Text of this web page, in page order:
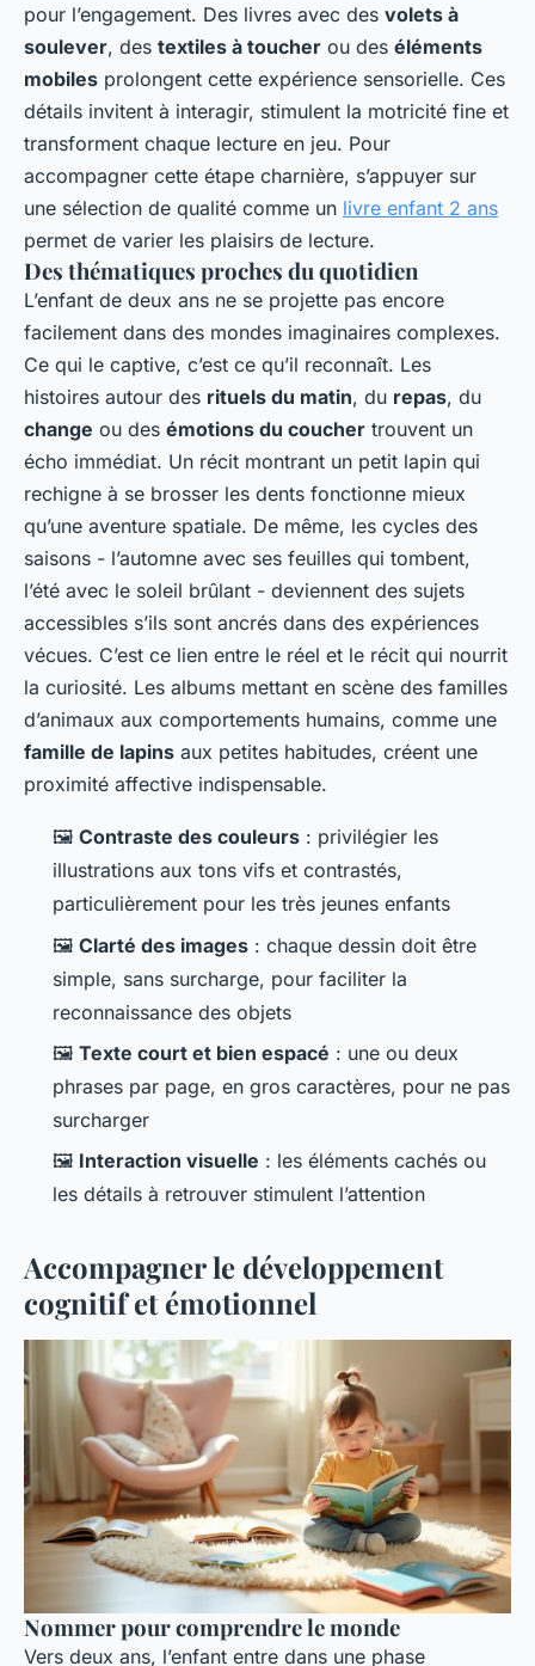
pour l’engagement. Des livres avec des volets à
soulever, des textiles à toucher ou des éléments
mobiles prolongent cette expérience sensorielle. Ces
détails invitent à interagir, stimulent la motricité fine et
transforment chaque lecture en jeu. Pour
accompagner cette étape charnière, s’appuyer sur
une sélection de qualité comme un livre enfant 2 ans
permet de varier les plaisirs de lecture.
Des thématiques proches du quotidien
L’enfant de deux ans ne se projette pas encore
facilement dans des mondes imaginaires complexes.
Ce qui le captive, c’est ce qu’il reconnaît. Les
histoires autour des rituels du matin, du repas, du
change ou des émotions du coucher trouvent un
écho immédiat. Un récit montrant un petit lapin qui
rechigne à se brosser les dents fonctionne mieux
qu’une aventure spatiale. De même, les cycles des
saisons - l’automne avec ses feuilles qui tombent,
l’été avec le soleil brûlant - deviennent des sujets
accessibles s’ils sont ancrés dans des expériences
vécues. C’est ce lien entre le réel et le récit qui nourrit
la curiosité. Les albums mettant en scène des familles
d’animaux aux comportements humains, comme une
famille de lapins aux petites habitudes, créent une
proximité affective indispensable.
🖼️ Contraste des couleurs : privilégier les
illustrations aux tons vifs et contrastés,
particulièrement pour les très jeunes enfants
🖼️ Clarté des images : chaque dessin doit être
simple, sans surcharge, pour faciliter la
reconnaissance des objets
🖼️ Texte court et bien espacé : une ou deux
phrases par page, en gros caractères, pour ne pas
surcharger
🖼️ Interaction visuelle : les éléments cachés ou
les détails à retrouver stimulent l’attention
Accompagner le développement
cognitif et émotionnel
Nommer pour comprendre le monde
Vers deux ans, l’enfant entre dans une phase